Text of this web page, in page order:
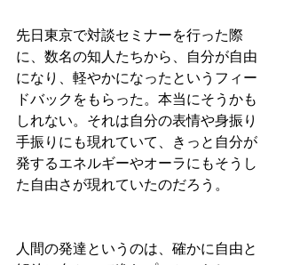
先日東京で対談セミナーを行った際
に、数名の知人たちから、自分が自由
になり、軽やかになったというフィー
ドバックをもらった。本当にそうかも
しれない。それは自分の表情や身振り
手振りにも現れていて、きっと自分が
発するエネルギーやオーラにもそうし
た自由さが現れていたのだろう。
人間の発達というのは、確かに自由と